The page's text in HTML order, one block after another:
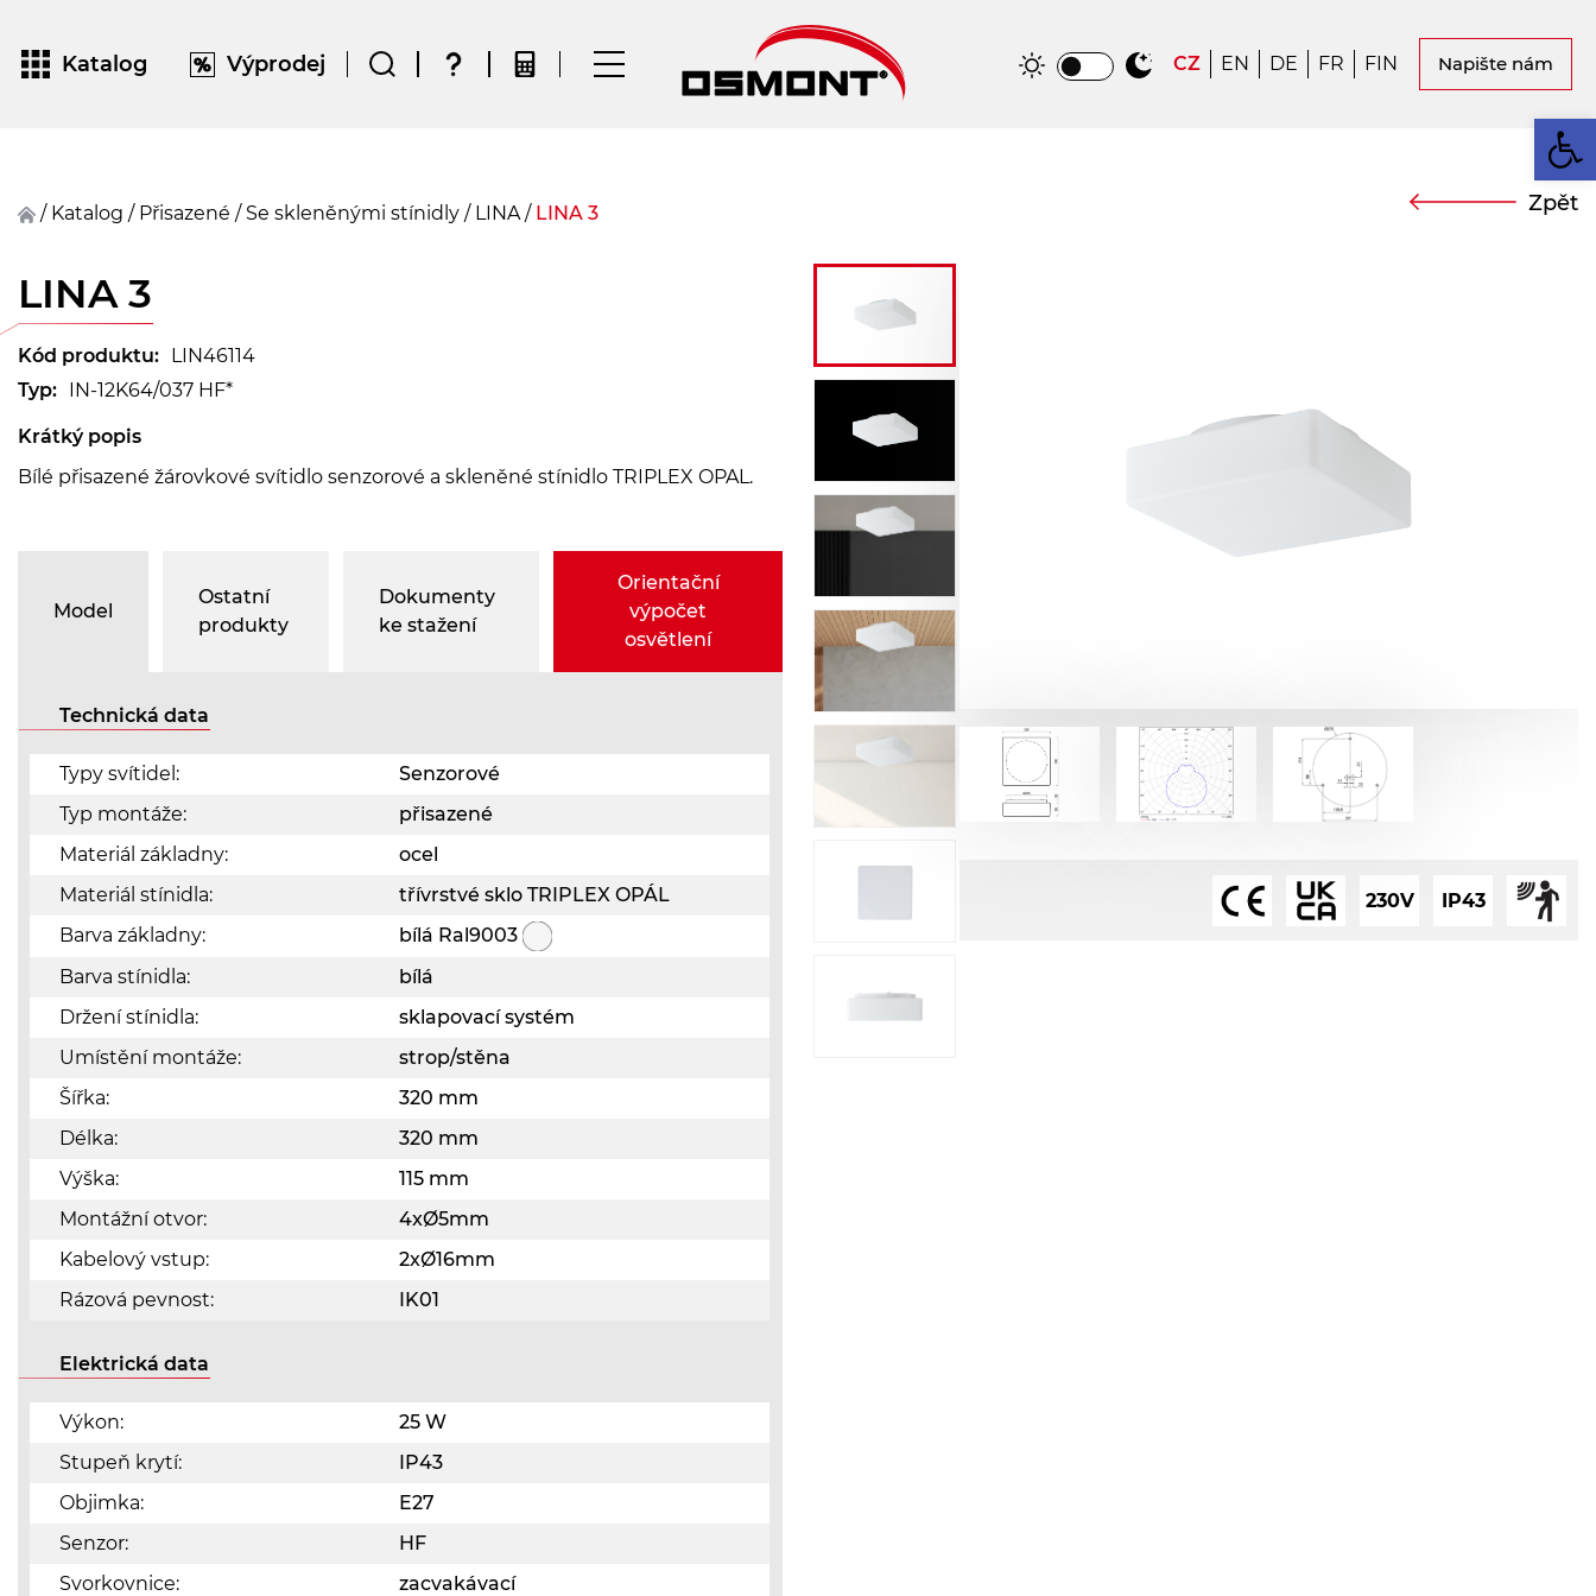
Katalog Výprodej CZ EN DE FR FIN Napište nám
/ Katalog / přisazené / Se skleněnými stínidly / LINA/ LINA 3 Zpět
LINA 3
Kód produktu: LIN46114
Typ: IN-12K64/037 HF*
Krátký popis
Bílé přisazené žárovkové svítidlo senzorové a skleněné stínidlo TRIPLEX OPAL.
Model
Ostatní
produkty
Dokumenty
ke stažení
Orientační
výpočet
osvětlení
Technická data
Typy svítidel:
Senzorové
Typ montáže:
přisazené
Materiál základny:
ocel
Materiál stínidla:
třívrstvé sklo TRIPLEX OPÁL
Barva základny:
bílá Ral9003
Barva stínidla:
bílá
Držení stínidla:
sklapovací systém
Umístění montáže:
strop/stěna
Šířka:
320 mm
Délka:
320 mm
Výška:
115 mm
Montážní otvor:
4xØ5mm
Kabelový vstup:
2xØ16mm
Rázová pevnost:
IK01
Elektrická data
Výkon:
25 W
Stupeň krytí:
IP43
Objimka:
E27
Senzor:
HF
Svorkovnice:
zacvakávací
230V IP43